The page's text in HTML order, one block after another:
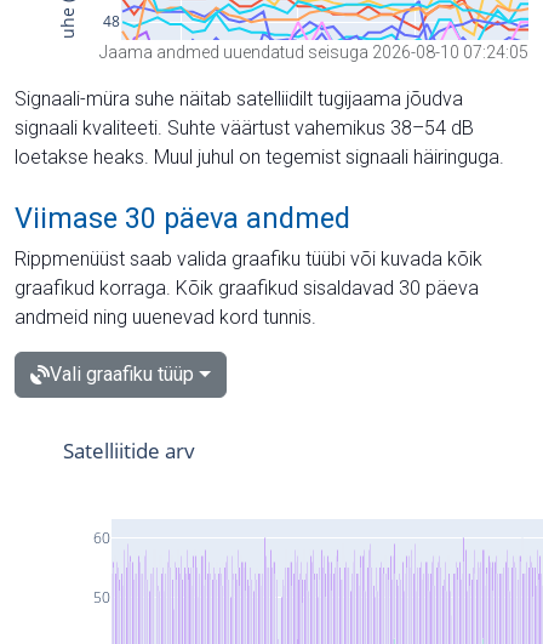
Jaama andmed uuendatud seisuga 2026-08-10 07:24:05
Signaali-müra suhe näitab satelliidilt tugijaama jõudva
signaali kvaliteeti. Suhte väärtust vahemikus 38–54 dB
loetakse heaks. Muul juhul on tegemist signaali häiringuga.
Viimase 30 päeva andmed
Rippmenüüst saab valida graafiku tüübi või kuvada kõik
graafikud korraga. Kõik graafikud sisaldavad 30 päeva
andmeid ning uuenevad kord tunnis.
Vali graafiku tüüp
50
60
Satelliitide arv